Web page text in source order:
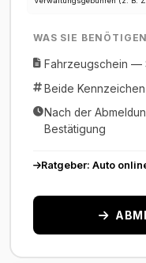
WAS SIE BENÖTIGEN
Fahrzeugschein —
Beide
Nach der
Bestätigung
Ratgeber: Auto